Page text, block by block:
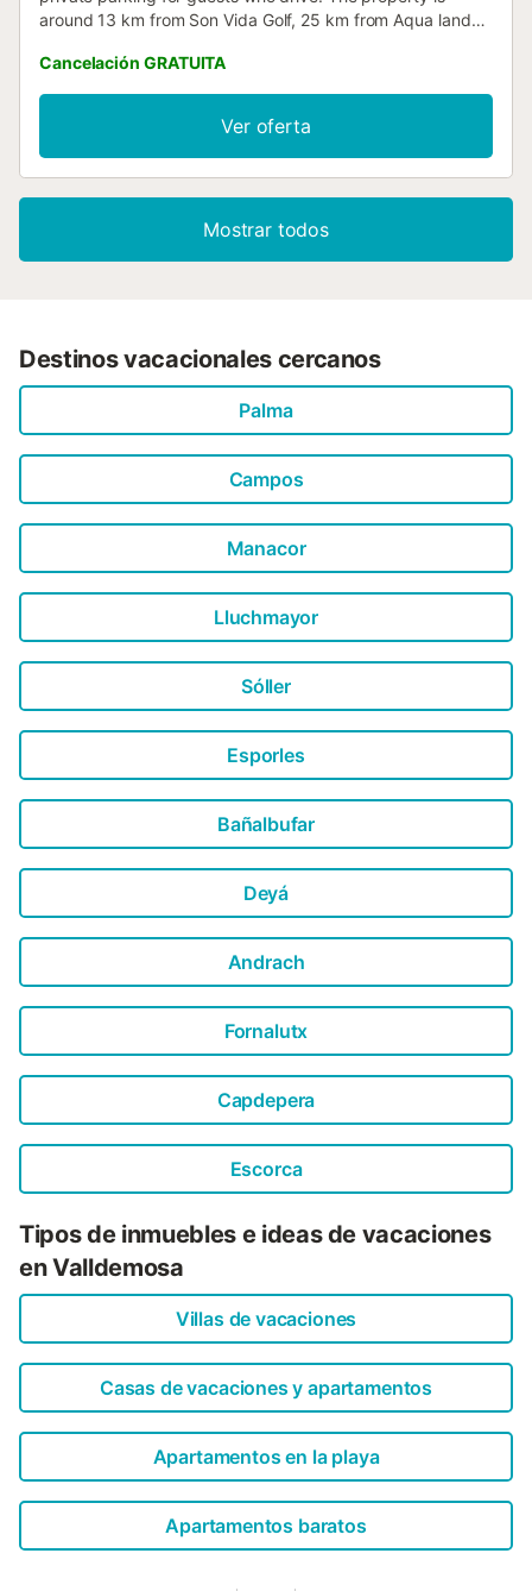
around 13 km from Son Vida Golf, 25 km from Aqua land
Cancelación GRATUITA
Ver oferta
Mostrar todos
Destinos vacacionales cercanos
Palma
Campos
Manacor
Lluchmayor
Sóller
Esporles
Bañalbufar
Deyá
Andrach
Fornalutx
Capdepera
Escorca
Tipos de inmuebles e ideas de vacaciones
en Valldemosa
Villas de vacaciones
Casas de vacaciones y apartamentos
Apartamentos en la playa
Apartamentos baratos